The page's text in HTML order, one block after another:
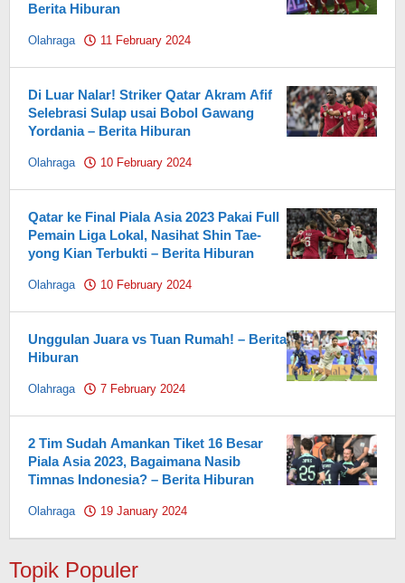
Berita Hiburan
Olahraga 11 February 2024
Di Luar Nalar! Striker Qatar Akram Afif
Selebrasi Sulap usai Bobol Gawang
Yordania – Berita Hiburan
Olahraga 10 February 2024
Qatar ke Final Piala Asia 2023 Pakai Full
Pemain Liga Lokal, Nasihat Shin Tae-
yong Kian Terbukti – Berita Hiburan
Olahraga 10 February 2024
Unggulan Juara vs Tuan Rumah! – Berita
Hiburan
Olahraga 7 February 2024
2 Tim Sudah Amankan Tiket 16 Besar
Piala Asia 2023, Bagaimana Nasib
Timnas Indonesia? – Berita Hiburan
Olahraga 19 January 2024
Topik Populer